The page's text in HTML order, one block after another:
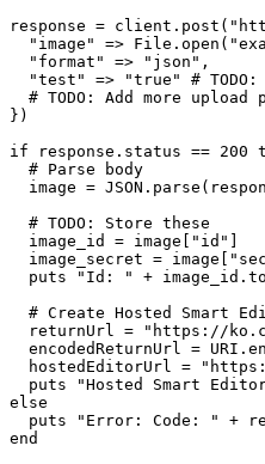
response =
"image" =>
  "format" => "json",
"test" => "true" # TODO:
# TODO: Add more upload
})
if response.status == 200
  # Parse body
image =
  # TODO: Store these
  image_id = image["id"]
image_secret =
puts "Id: " +
# Create Hosted Smart
returnUrl = "https://
encodedReturnUrl =
hostedEditorUrl =
puts "Hosted Smart
else
puts "Error: Code: " +